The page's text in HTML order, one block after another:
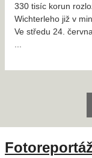
330 tisíc korun
Wichterleho již v
Ve středu 24.